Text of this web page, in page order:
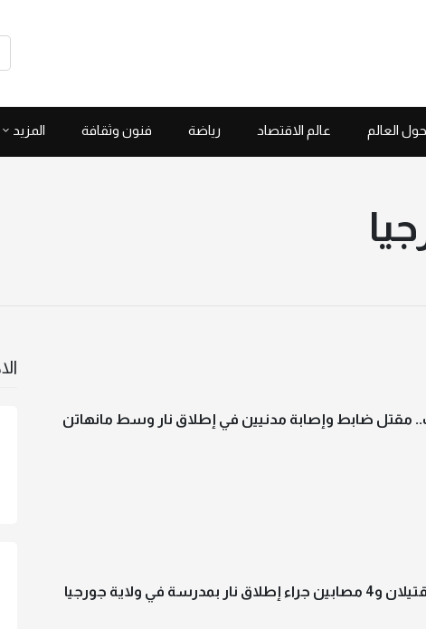
حول العالم عالم الاقتصاد رياضة فنون وثقافة المزيد
مقتل ضابط وإصابة مدنيين في إطلاق نار وسط مانهاتن
نار بمدرسة في ولاية جورجيا